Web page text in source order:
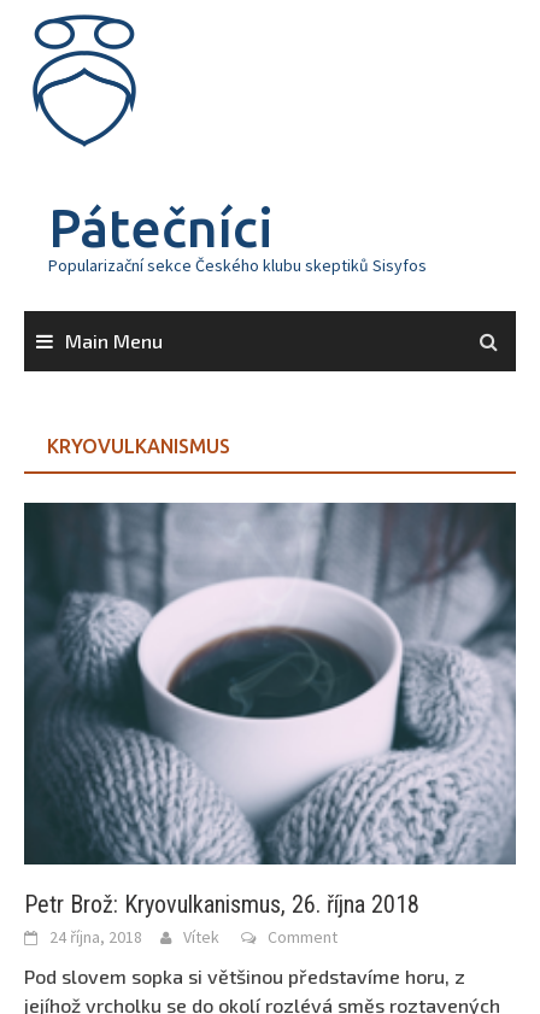
content
Pátečníci
Popularizační sekce Českého klubu skeptiků Sisyfos
Main Menu
KRYOVULKANISMUS
Petr Brož: Kryovulkanismus, 26. října 2018
24 října, 2018 Vítek Comment
Pod slovem sopka si většinou představíme horu, z
jejíhož vrcholku se do okolí rozlévá směs roztavených